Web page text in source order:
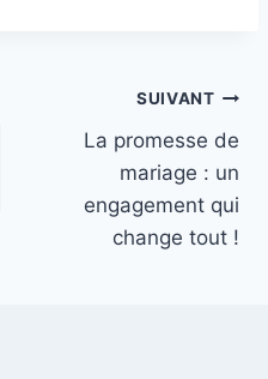
SUIVANT
La promesse de
mariage : un
engagement qui
change tout !